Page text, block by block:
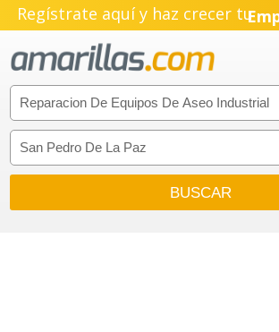
Regístrate aquí y haz crecer tu